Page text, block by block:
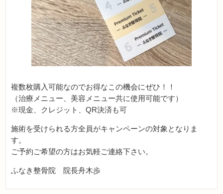
複数枚購入可能なのでお得なこの機会にぜひ！！
（治療メニュー、美容メニュー共に使用可能です）
※現金、クレジット、QR決済も可
施術を受けられる方全員がキャンペーンの対象となりま
す。
ご予約ご希望の方はお気軽ご連絡下さい。
ふなき整骨院 院長舟木歩